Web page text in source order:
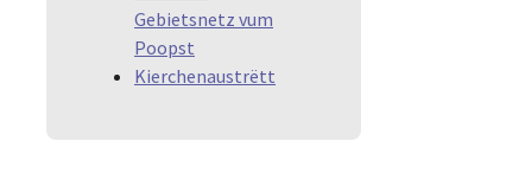
Gebietsnetz vum
Poopst
Kierchenaustrëtt